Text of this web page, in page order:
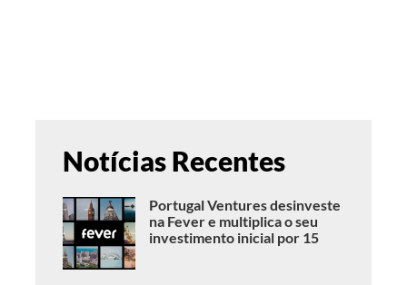
Notícias Recentes
Portugal Ventures desinveste
na Fever e multiplica o seu
investimento inicial por 15